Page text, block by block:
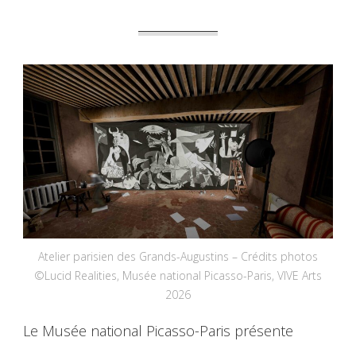
Atelier parisien des Grands-Augustins – Crédits photos
©Lucid Realities, Musée national Picasso-Paris, VIVE Arts
2026
Le Musée national Picasso-Paris présente